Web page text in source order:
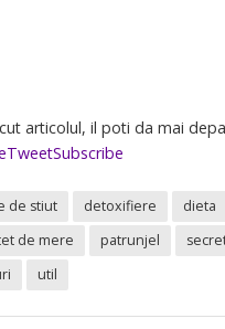
articolul, il poti da mai
TweetSubscribe
de stiut detoxifiere
dieta
de mere patrunjel
util